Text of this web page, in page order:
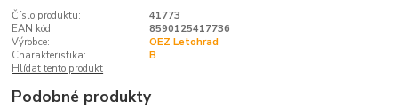
Číslo produktu:
41773
EAN kód:
8590125417736
Výrobce:
OEZ Letohrad
Charakteristika:
B
Hlídat tento produkt
Podobné produkty